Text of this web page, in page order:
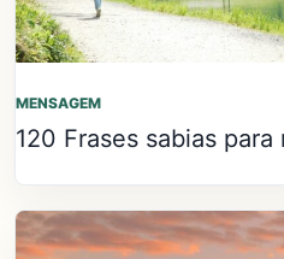
MENSAGEM
120 Frases sabias